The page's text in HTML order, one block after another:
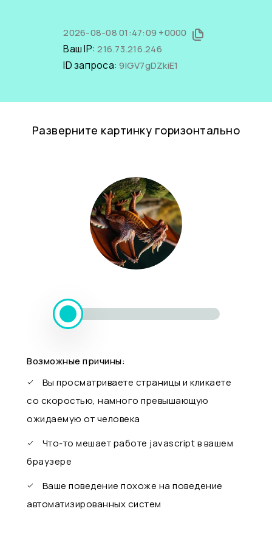
2026-08-08 01:47:09 +0000
Ваш IP:216.73.216.246
ID запроса:9lGV7gDZkiE1
Разверните картинку горизонтально
Возможные причины:
Вы просматриваете страницы и кликаете
со скоростью, намного превышающую
ожидаемую от человека
Что-то мешает работе javascript в вашем
браузере
Ваше поведение похоже на поведение
автоматизированных систем